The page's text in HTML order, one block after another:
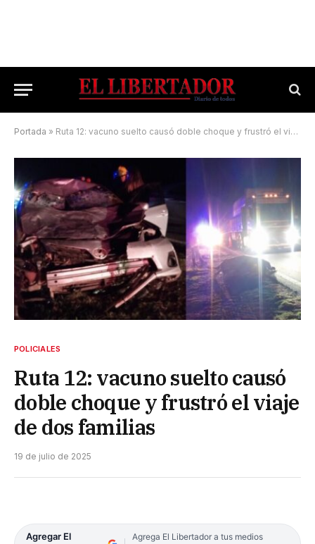
Portada » Ruta 12: vacuno suelto causó doble choque y frustró el viaje de dos familias
POLICIALES
Ruta 12: vacuno suelto causó
doble choque y frustró el viaje
de dos familias
19 de julio de 2025
Agregar El
Agrega El Libertador a tus medios